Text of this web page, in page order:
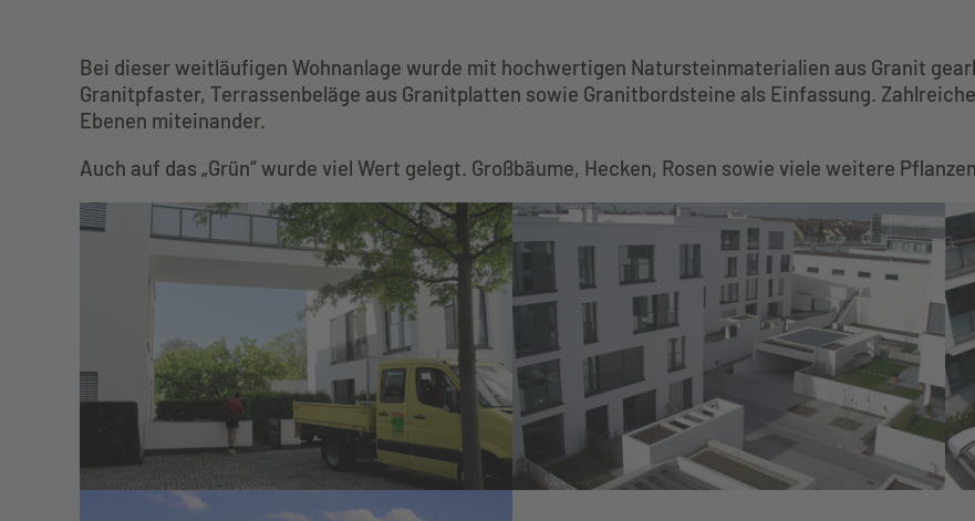
Bei dieser weitläufigen Wohnanlage wurde mit hochwertigen Natursteinmaterialien aus Granit
Granitpfaster, Terrassenbeläge aus Granitplatten sowie Granitbordsteine als Einfassung.
Ebenen miteinander.
Auch auf das „Grün“ wurde viel Wert gelegt. Großbäume, Hecken, Rosen sowie viele weitere